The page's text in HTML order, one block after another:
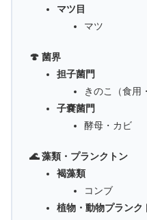
マツ目
マツ
🍄 菌界
担子菌門
きのこ（食用
子嚢菌門
酵母・カビ
🌊 藻類・プランクトン
褐藻類
コンブ
植物・動物プランク